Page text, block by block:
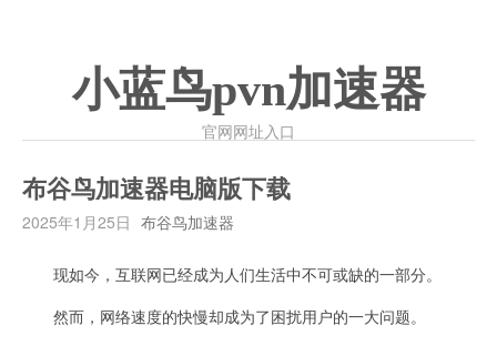
小蓝鸟pvn加速器
官网网址入口
布谷鸟加速器电脑版下载
2025年1月25日 布谷鸟加速器
现如今，互联网已经成为人们生活中不可或缺的一部分。
然而，网络速度的快慢却成为了困扰用户的一大问题。